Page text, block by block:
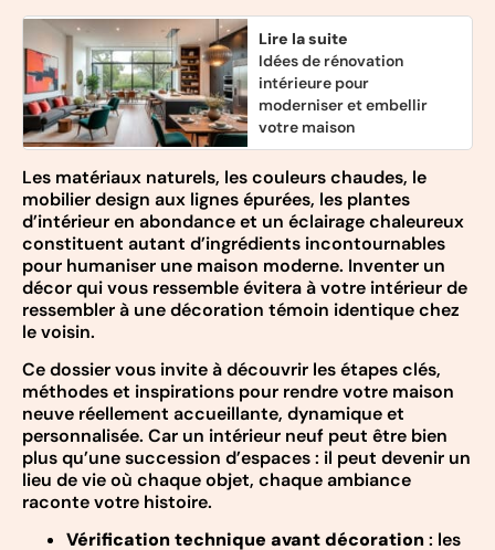
Lire la suite
Idées de rénovation
intérieure pour
moderniser et embellir
votre maison
Les matériaux naturels, les couleurs chaudes, le
mobilier design aux lignes épurées, les plantes
d’intérieur en abondance et un éclairage chaleureux
constituent autant d’ingrédients incontournables
pour humaniser une maison moderne. Inventer un
décor qui vous ressemble évitera à votre intérieur de
ressembler à une décoration témoin identique chez
le voisin.
Ce dossier vous invite à découvrir les étapes clés,
méthodes et inspirations pour rendre votre maison
neuve réellement accueillante, dynamique et
personnalisée. Car un intérieur neuf peut être bien
plus qu’une succession d’espaces : il peut devenir un
lieu de vie où chaque objet, chaque ambiance
raconte votre histoire.
Vérification technique avant décoration: les